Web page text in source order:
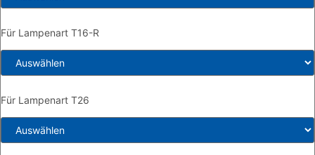
Für Lampenart T16-R
Für Lampenart T26